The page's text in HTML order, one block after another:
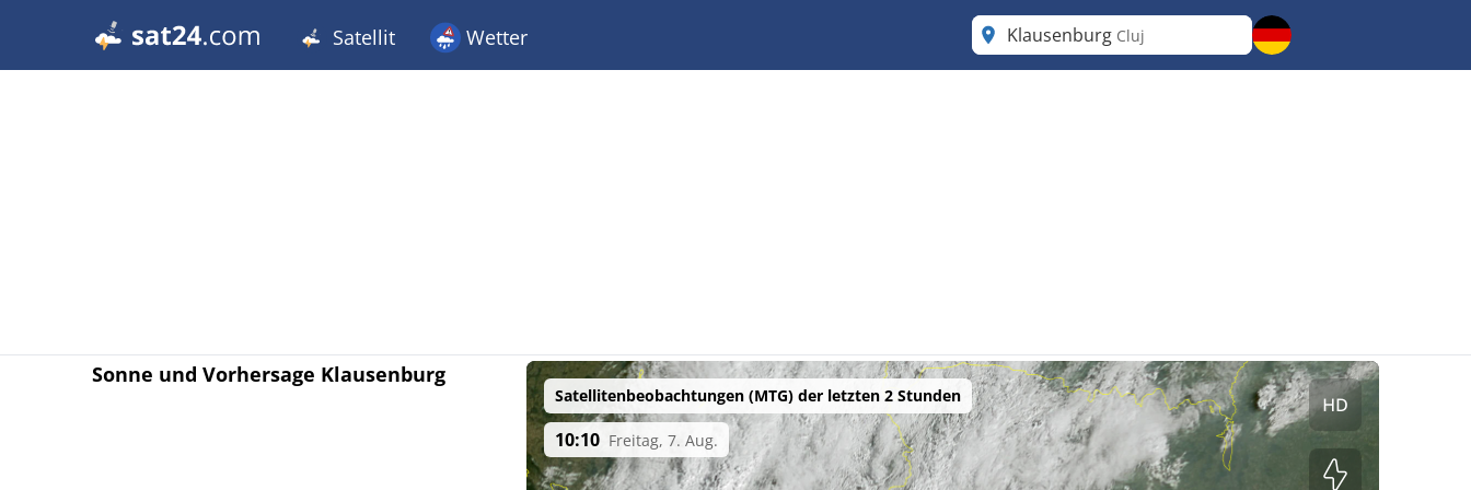
Satellit Wetter Klausenburg Cluj
Sonne und Vorhersage Klausenburg
Satellitenbeobachtungen (MTG) der letzten 2 Stunden
10:10 Freitag, 7. Aug.